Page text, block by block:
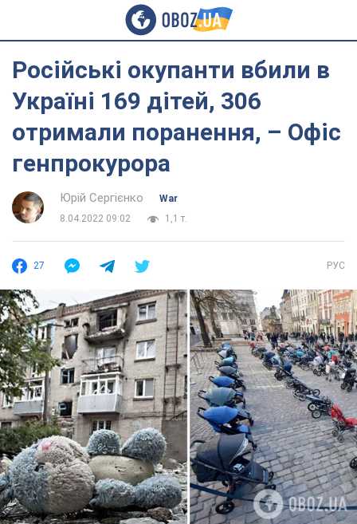
Російські окупанти вбили в
Україні 169 дітей, 306
отримали поранення, – Офіс
генпрокурора
Юрій Сергієнко
War
8.04.2022 09:02
1,1 т.
27 РУС